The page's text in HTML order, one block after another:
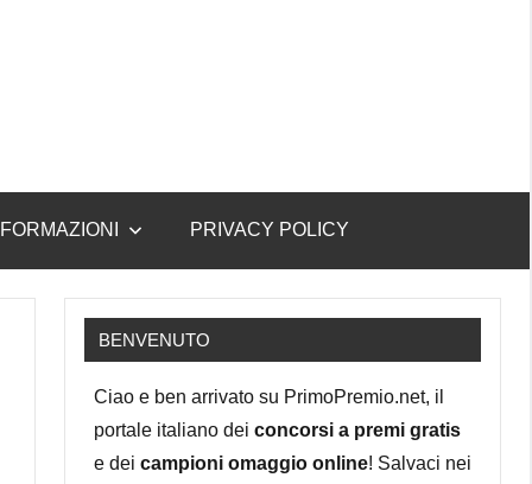
PRIVACY POLICY
BENVENUTO
Ciao e ben arrivato su PrimoPremio.net, il
portale italiano dei concorsi a premi gratis
e dei campioni omaggio online! Salvaci nei